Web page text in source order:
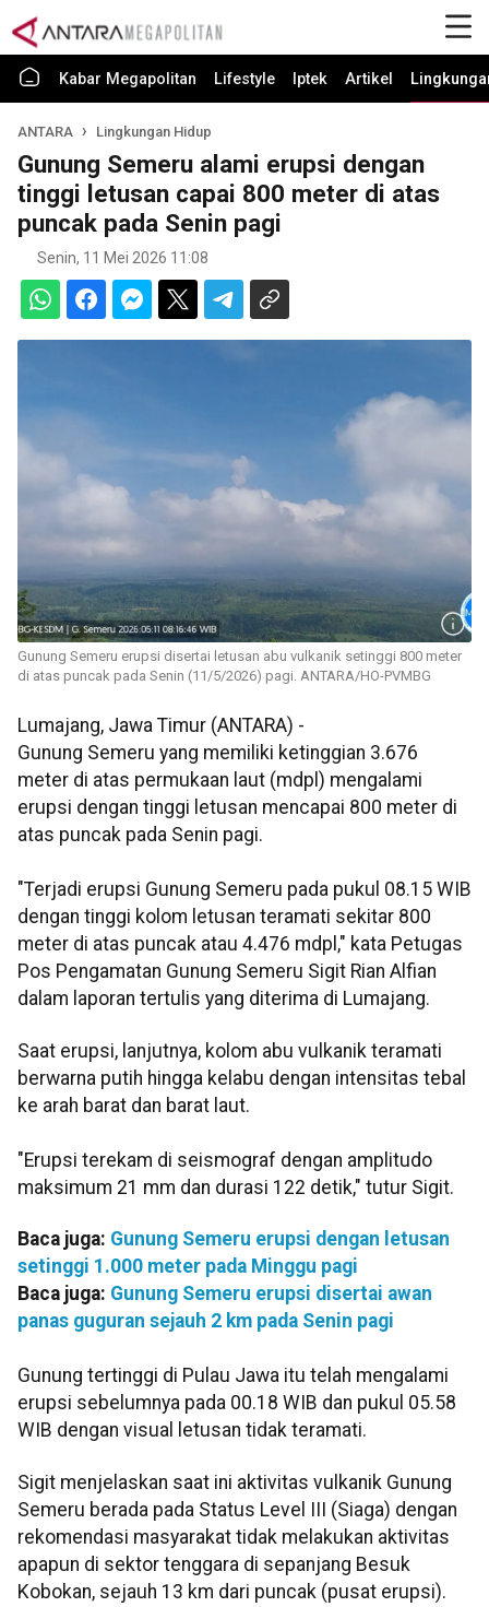
Kabar Megapolitan Lifestyle Iptek Artikel
ANTARA Lingkungan Hidup
Gunung Semeru alami erupsi dengan
tinggi letusan capai 800 meter di atas
puncak pada Senin pagi
Senin, 11 Mei 2026 11:08
Gunung Semeru erupsi disertai letusan abu vulkanik setinggi 800 meter
di atas puncak pada Senin (11/5/2026) pagi. ANTARA/HO-PVMBG
Lumajang, Jawa Timur (ANTARA) -
Gunung Semeru yang memiliki ketinggian 3.676
meter di atas permukaan laut (mdpl) mengalami
erupsi dengan tinggi letusan mencapai 800 meter di
atas puncak pada Senin pagi.
"Terjadi erupsi Gunung Semeru pada pukul 08.15 WIB
dengan tinggi kolom letusan teramati sekitar 800
meter di atas puncak atau 4.476 mdpl," kata Petugas
Pos Pengamatan Gunung Semeru Sigit Rian Alfian
dalam laporan tertulis yang diterima di Lumajang.
Saat erupsi, lanjutnya, kolom abu vulkanik teramati
berwarna putih hingga kelabu dengan intensitas tebal
ke arah barat dan barat laut.
"Erupsi terekam di seismograf dengan amplitudo
maksimum 21 mm dan durasi 122 detik," tutur Sigit.
Baca juga: Gunung Semeru erupsi dengan letusan
setinggi 1.000 meter pada Minggu pagi
Baca juga: Gunung Semeru erupsi disertai awan
panas guguran sejauh 2 km pada Senin pagi
Gunung tertinggi di Pulau Jawa itu telah mengalami
erupsi sebelumnya pada 00.18 WIB dan pukul 05.58
WIB dengan visual letusan tidak teramati.
Sigit menjelaskan saat ini aktivitas vulkanik Gunung
Semeru berada pada Status Level III (Siaga) dengan
rekomendasi masyarakat tidak melakukan aktivitas
apapun di sektor tenggara di sepanjang Besuk
Kobokan, sejauh 13 km dari puncak (pusat erupsi).